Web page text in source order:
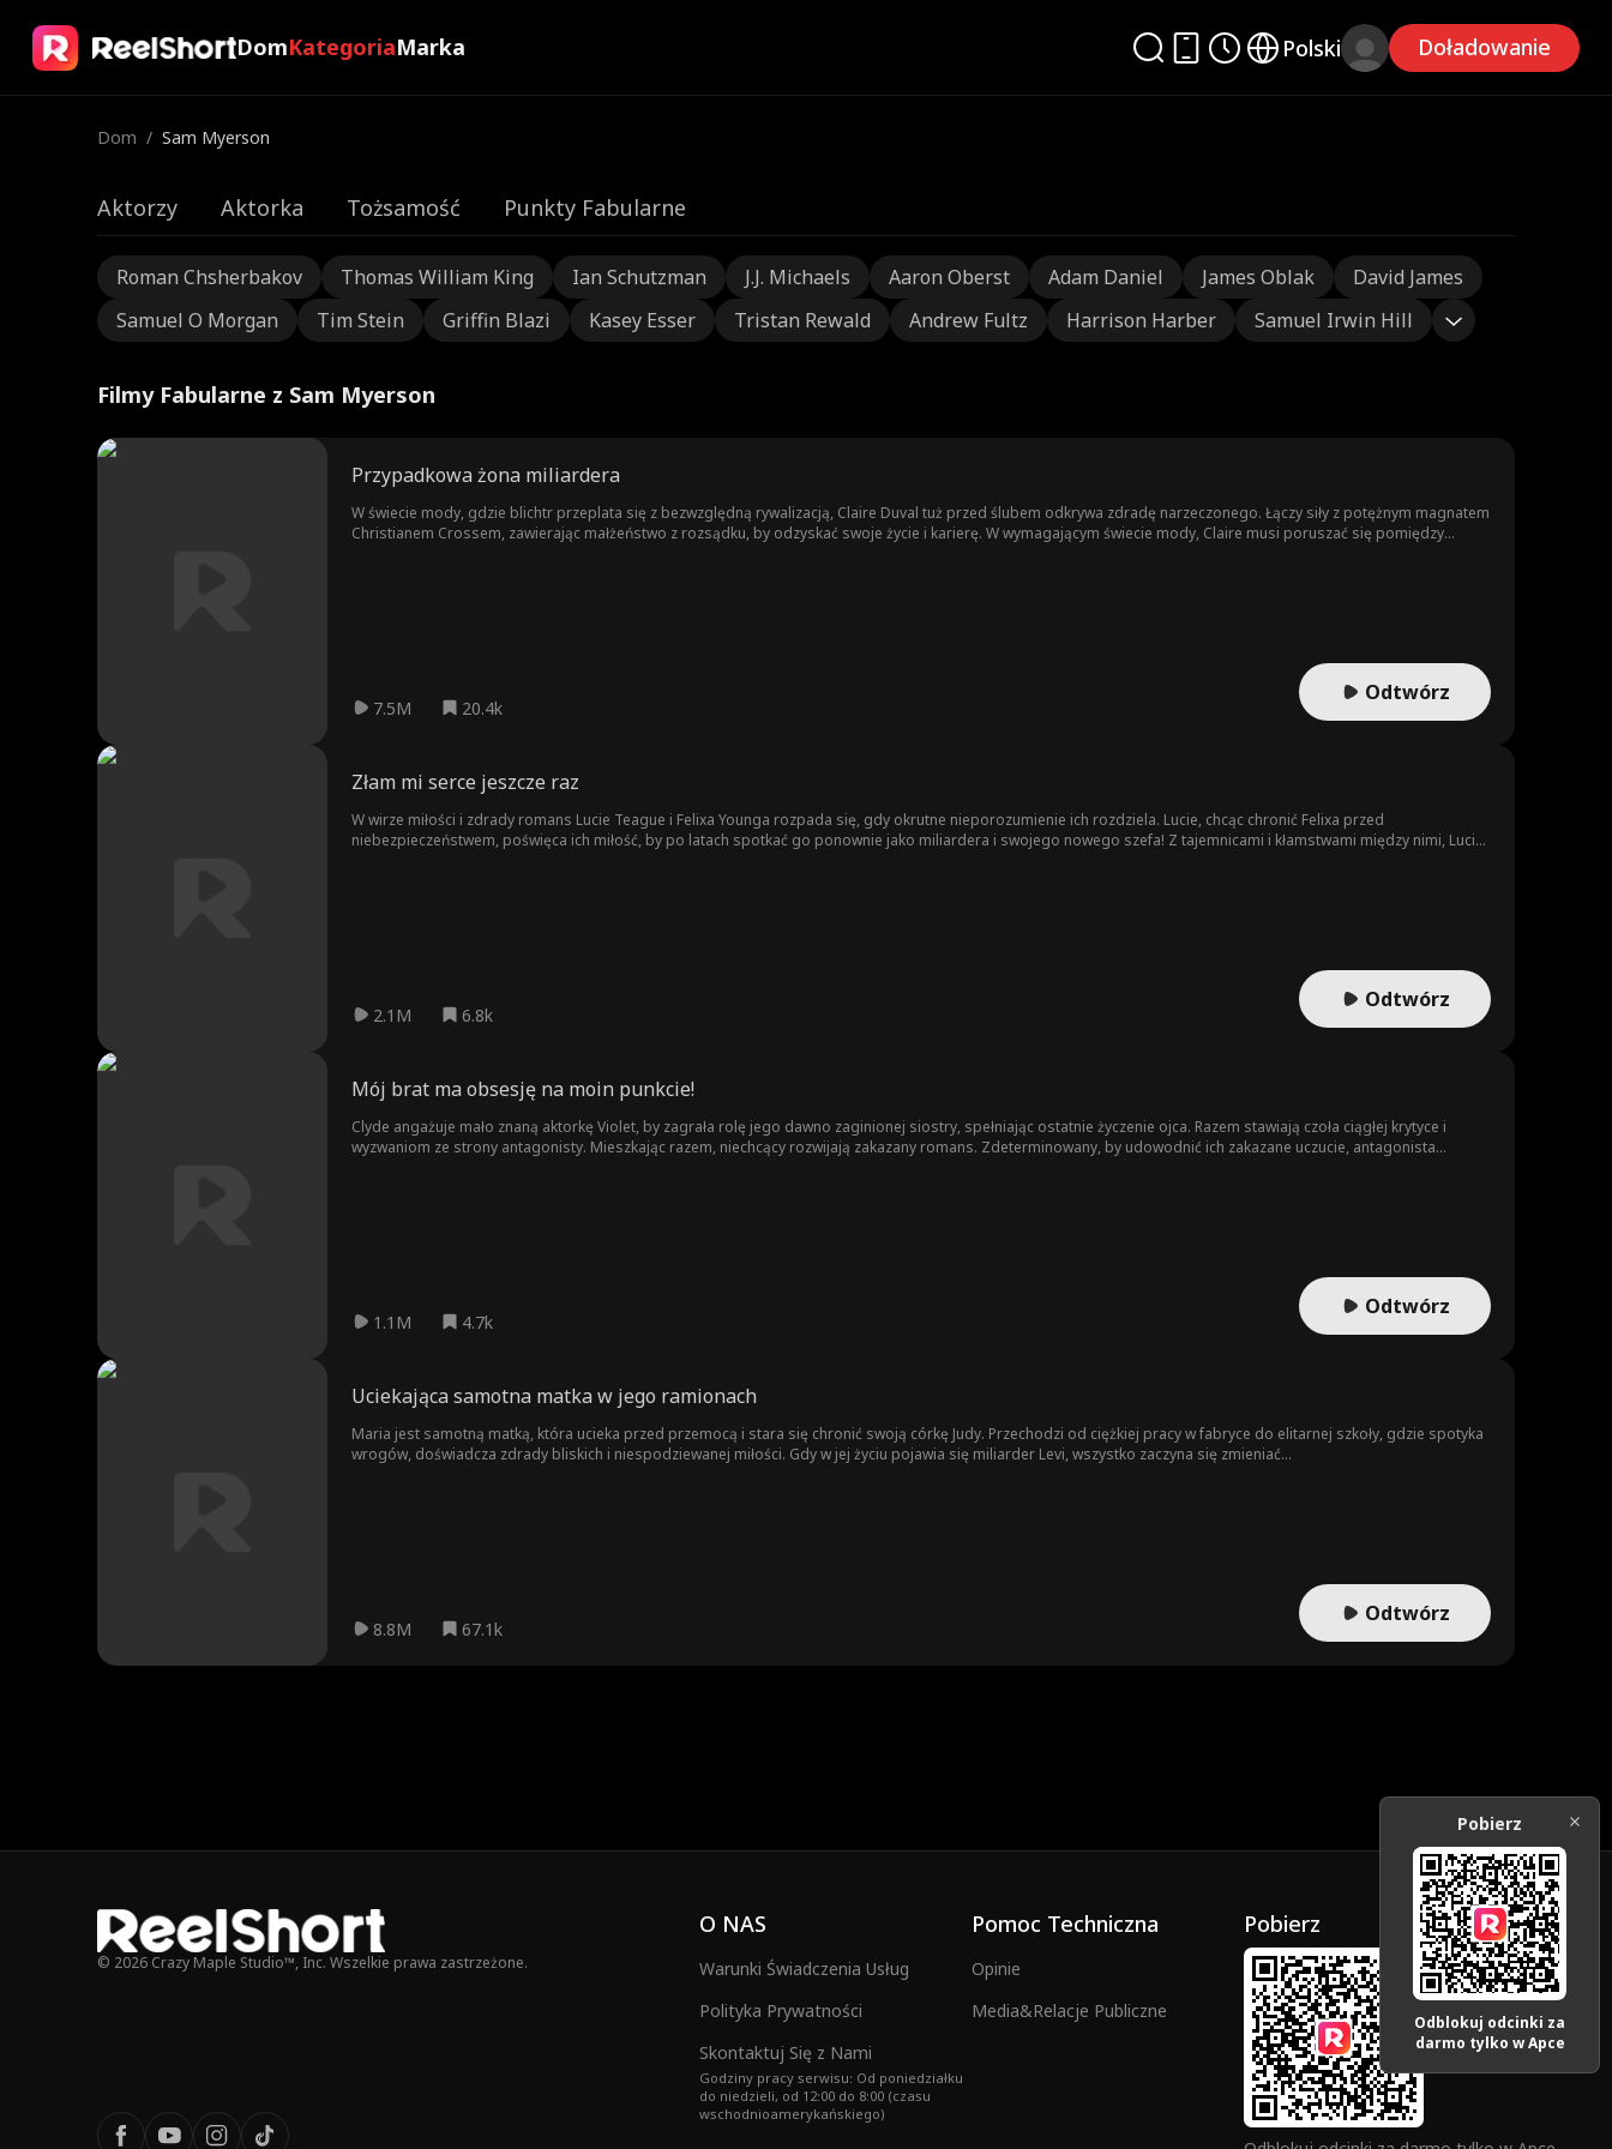
DomKategoriaMarka Polski Doładowanie
Dom / Sam Myerson
Aktorzy Aktorka Tożsamość Punkty Fabularne
Roman Chsherbakov Thomas William King Ian Schutzman J.J. Michaels Aaron Oberst Adam Daniel James Oblak
David James
Samuel O Morgan
Tim Stein Griffin Blazi Kasey Esser Tristan Rewald Andrew Fultz Harrison Harber Samuel Irwin Hill
Filmy Fabularne z Sam Myerson
Przypadkowa żona miliardera
W świecie mody, gdzie blichtr przeplata się z bezwzględną rywalizacją, Claire Duval tuż przed ślubem odkrywa zdradę narzeczonego. Łączy siły z potężnym magnatem
Christianem Crossem, zawierając małżeństwo z rozsądku, by odzyskać swoje życie i karierę. W wymagającym świecie mody, Claire musi poruszać się pomiędzy
7.5M 20.4k
Odtwórz
Złam mi serce jeszcze raz
W wirze miłości i zdrady romans Lucie Teague i Felixa Younga rozpada się, gdy okrutne nieporozumienie ich rozdziela. Lucie, chcąc chronić Felixa przed
niebezpieczeństwem, poświęca ich miłość, by po latach spotkać go ponownie jako miliardera i swojego nowego szefa! Z tajemnicami i kłamstwami między nimi, Lucie
2.1M 6.8k
Odtwórz
Mój brat ma obsesję na moin punkcie!
Clyde angażuje mało znaną aktorkę Violet, by zagrała rolę jego dawno zaginionej siostry, spełniając ostatnie życzenie ojca. Razem stawiają czoła ciągłej krytyce i
wyzwaniom ze strony antagonisty. Mieszkając razem, niechcący rozwijają zakazany romans. Zdeterminowany, by udowodnić ich zakazane uczucie, antagonista
1.1M 4.7k
Odtwórz
Uciekająca samotna matka w jego ramionach
Maria jest samotną matką, która ucieka przed przemocą i stara się chronić swoją córkę Judy. Przechodzi od ciężkiej pracy w fabryce do elitarnej szkoły, gdzie spotyka
wrogów, doświadcza zdrady bliskich i niespodziewanej miłości. Gdy w jej życiu pojawia się miliarder Levi, wszystko zaczyna się zmieniać...
8.8M 67.1k
Odtwórz
© 2026 Crazy Maple Studio™, Inc. Wszelkie prawa zastrzeżone.
O NAS
Warunki Świadczenia Usług
Polityka Prywatności
Skontaktuj Się z Nami
Godziny pracy serwisu: Od poniedziałku
do niedzieli, od 12:00 do 8:00 (czasu
wschodnioamerykańskiego)
Pomoc Techniczna
Opinie
Media&Relacje Publiczne
Pobierz
Pobierz
Odblokuj odcinki za
darmo tylko w Apce